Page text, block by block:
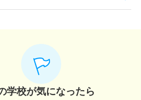
学校が気になったら